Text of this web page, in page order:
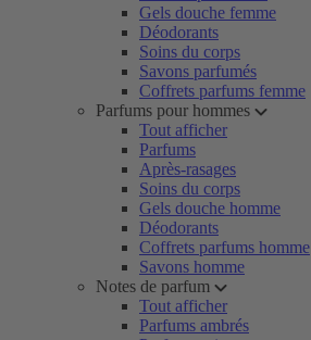
Gels douche femme
Déodorants
Soins du corps
Savons parfumés
Coffrets parfums femme
Parfums pour hommes
Tout afficher
Parfums
Après-rasages
Soins du corps
Gels douche homme
Déodorants
Coffrets parfums homme
Savons homme
Notes de parfum
Tout afficher
Parfums ambrés